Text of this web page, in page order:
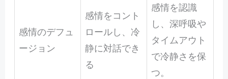
感情のデフュ
ージョン
感情をコント
ロールし、冷
静に対話でき
る
感情を認識
し、深呼吸や
タイムアウト
で冷静さを保
つ。